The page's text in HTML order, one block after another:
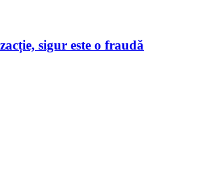
sigur este o fraudă